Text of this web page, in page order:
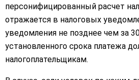
персонифицированный расчет
отражается в налоговых
уведомления не позднее чем за
установленного срока платежа
налогоплательщикам.